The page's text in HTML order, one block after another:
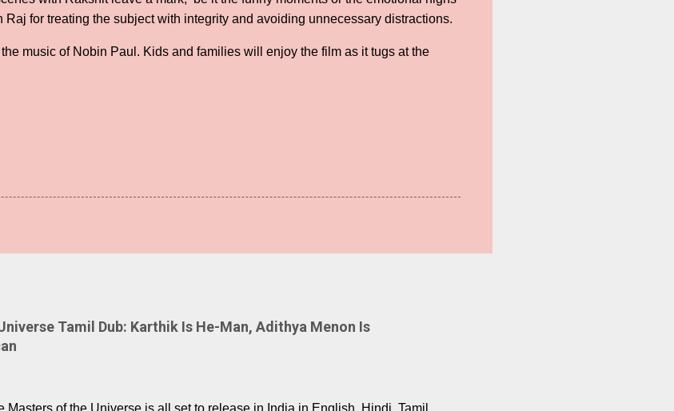
for treating the subject with integrity and avoiding unnecessary distractions.
music of Nobin Paul. Kids and families will enjoy the film as it tugs at the
Tamil Dub: Karthik Is He-Man, Adithya Menon Is
Masters of the Universe is all set to release in India in English, Hindi, Tamil,